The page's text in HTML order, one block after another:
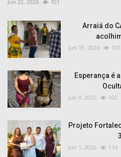
Jun 22, 2026 101
Arraiá do
Jun 19, 2026 103
Esperança é
Jun 9, 2026 102
Projeto
Jun 1, 2026 114